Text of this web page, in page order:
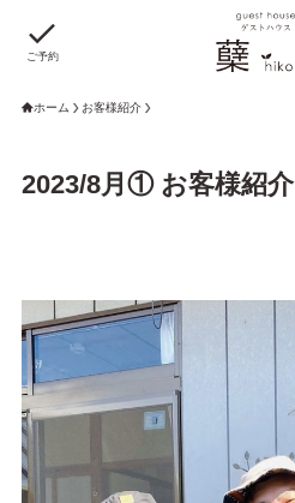
ご予約
ホーム お客様紹介
2023/8月① お客様紹介